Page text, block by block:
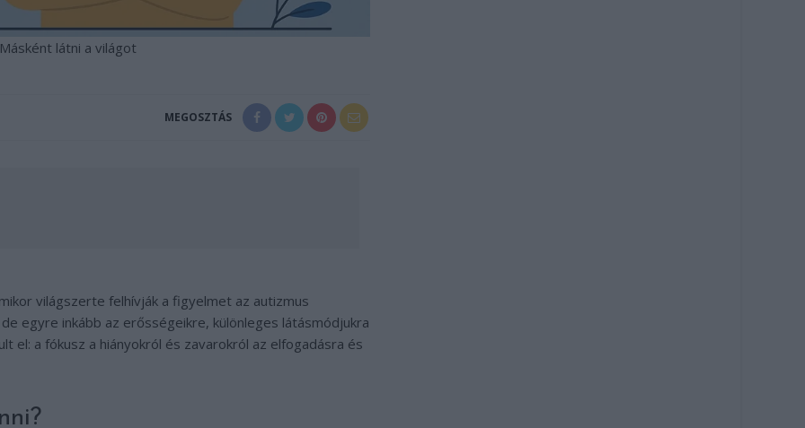
látni a világot
MEGOSZTÁS
világszerte felhívják a figyelmet az autizmus
egyre inkább az erősségeikre, különleges látásmódjukra
el: a fókusz a hiányokról és zavarokról az elfogadásra és